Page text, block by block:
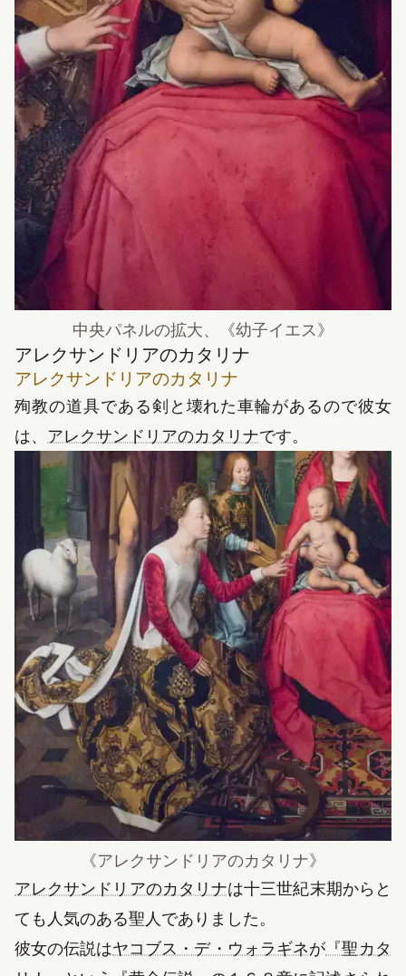
中央パネルの拡大、 《幼子イエス》
アレクサンドリアのカタリナ
アレクサンドリアのカタリナ
殉教の道具である剣と壊れた車輪があるので彼女
は、 アレクサンドリアのカタリナ（新しいタブで開
です。
《アレクサンドリアのカタリナ》
アレクサンドリアのカタリナ（新しいタブで開きま
は十三世紀末期からと
ても人気のある聖人でありました。
彼女の伝説はヤコブス・デ・ウォラギネ（新しいタ
が 『聖カタ